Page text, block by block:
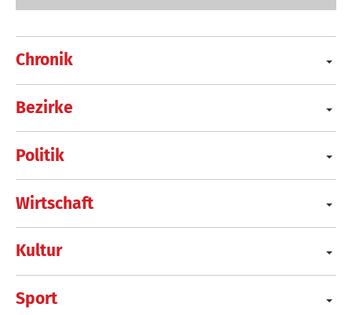
Chronik
Bezirke
Politik
Wirtschaft
Kultur
Sport